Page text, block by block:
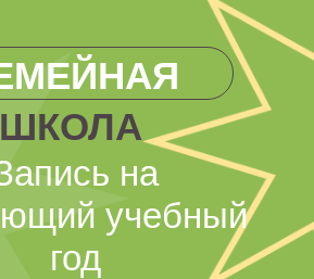
ШКОЛА
на
учебный
год